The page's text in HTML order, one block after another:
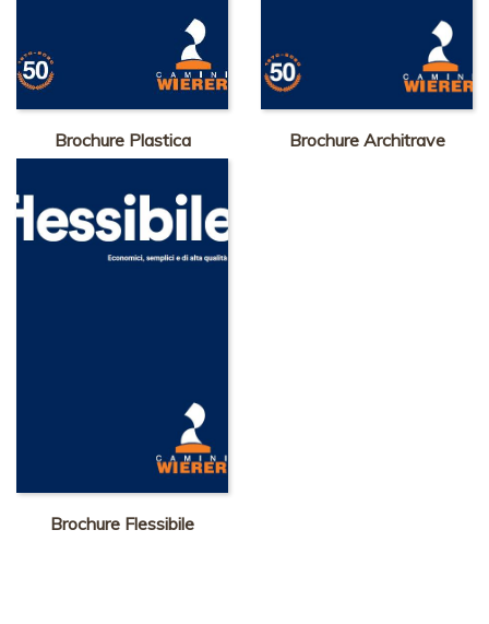
Brochure Plastica Brochure Architrave
Brochure Flessibile